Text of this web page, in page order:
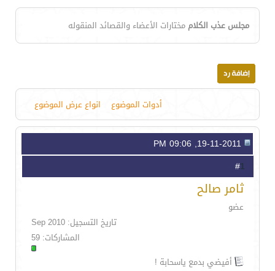
مجلس عذب الكلام مختارات الأعضاء والقصائد المنقوله
أدوات الموضوع انواع عرض الموضوع
1
ثامر صالح
عضو
تاريخ التسجيل: Sep 2010
المشاركات: 59
أفيضي بدمع ياسحابة !